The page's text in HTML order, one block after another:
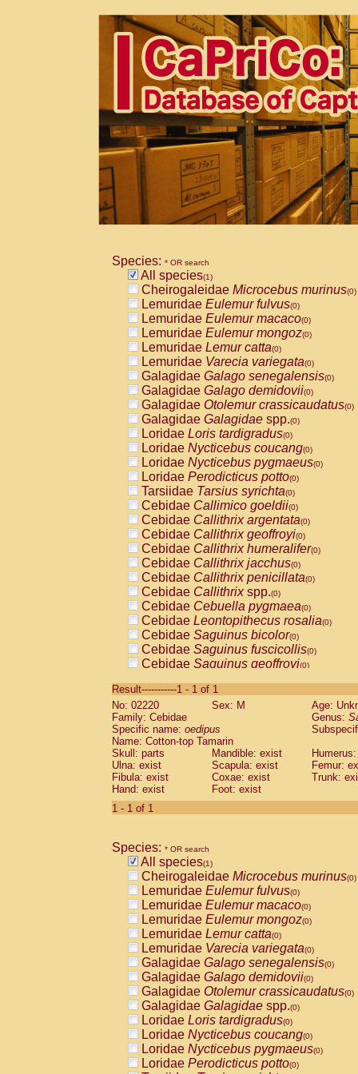
Species: * OR search
All species(1)
Cheirogaleidae Microcebus murinus(0)
Lemuridae Eulemur fulvus(0)
Lemuridae Eulemur macaco(0)
Lemuridae Eulemur mongoz(0)
Lemuridae Lemur catta(0)
Lemuridae Varecia variegata(0)
Galagidae Galago senegalensis(0)
Galagidae Galago demidovii(0)
Galagidae Otolemur crassicaudatus(0)
Galagidae Galagidae spp.(0)
Loridae Loris tardigradus(0)
Loridae Nycticebus coucang(0)
Loridae Nycticebus pygmaeus(0)
Loridae Perodicticus potto(0)
Tarsiidae Tarsius syrichta(0)
Cebidae Callimico goeldii(0)
Cebidae Callithrix argentata(0)
Cebidae Callithrix geoffroyi(0)
Cebidae Callithrix humeralifer(0)
Cebidae Callithrix jacchus(0)
Cebidae Callithrix penicillata(0)
Cebidae Callithrixspp.(0)
Cebidae Cebuella pygmaea(0)
Cebidae Leontopithecus rosalia(0)
Cebidae Saguinus bicolor(0)
Cebidae Saguinus fuscicollis(0)
Cebidae Saguinus geoffroyi(0)
CebidaeSaguinus labiatus(0)
Cebidae Saguinus leucopus (0)
Cebidae
CebidaeSaguinus mystax
Cebidae Saguinus nigricollis (0)
Cebidae Saguinus oedipus
Cebidae Saguinus weddelli
Cebidae Saguinusspp.
Cebidae
CebidaeCebus capucinus
CebidaeCebus nigrivittatus
CebidaeCebus spp.(0)
CebidaeSaimiri boliviensis(0)
CebidaeSaimiri sciureus(0)
AtelidaeAlouatta caraya(0)
AtelidaeAlouatta fusca(0)
AtelidaeAlouatta seniculus(0)
AtelidaeAlouattaspp.(0)
AtelidaeAteles belzebuth(0)
AtelidaeAteles geoffroyi(0)
AtelidaeAteles paniscus(0)
AtelidaeAtelesspp.(0)
AtelidaeLagothrix lagothricha(0)
AtelidaeLagothrix lagothricha cana
PitheciidaeCacajao calvus
Result-----------1 - 1 of 1
No: 02220
Sex: M
Age:
Family: Cebidae
Genus:
Specific name: oedipus
Name: Cotton-top Tamarin
Skull: parts
Mandible: exist
Ulna: exist
Scapula: exist
Femur:
Fibula: exist
Coxae: exist
Trunk:
Hand: exist
Foot: exist
1 - 1 of 1
Species: * OR search
All species(1)
Cheirogaleidae Microcebus murinus(0)
Lemuridae Eulemur fulvus(0)
Lemuridae Eulemur macaco(0)
Lemuridae Eulemur mongoz(0)
Lemuridae Lemur catta(0)
Lemuridae Varecia variegata(0)
Galagidae Galago senegalensis(0)
Galagidae Galago demidovii(0)
Galagidae Otolemur crassicaudatus(0)
Galagidae Galagidae spp.(0)
Loridae Loris tardigradus(0)
Loridae Nycticebus coucang(0)
Loridae Nycticebus pygmaeus(0)
Loridae Perodicticus potto(0)